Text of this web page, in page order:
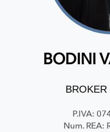
BODINI
P.IVA:
Num. REA: